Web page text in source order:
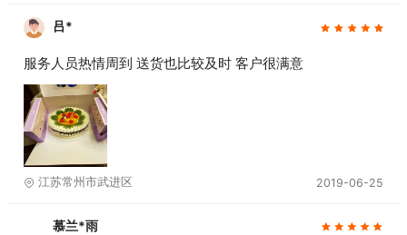
吕*
服务人员热情周到 送货也比较及时 客户很满意
江苏常州市武进区 2019-06-25
慕兰*雨